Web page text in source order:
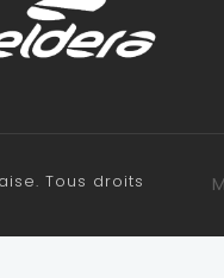
Tous droits